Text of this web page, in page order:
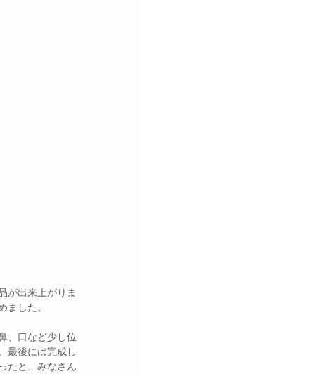
が出来上がりま
ました。
、口など少し位
最後には完成し
たと、みなさん